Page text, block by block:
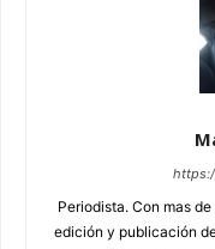
Periodista. Con mas
edición y publicación